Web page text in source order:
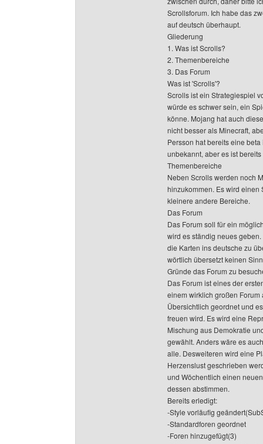
Scrollsforum. Ich habe das
auf deutsch überhaupt.
Gliederung
1. Was ist Scrolls?
2. Themenbereiche
3. Das Forum
Was ist 'Scrolls'?
Scrolls ist ein Strategiespiel
würde es schwer sein, ein
könne. Mojang hat auch
nicht besser als Minecraft,
Persson hat bereits eine
unbekannt, aber es ist
Themenbereiche
Neben Scrolls werden noch
hinzukommen. Es wird
kleinere andere Bereiche.
Das Forum
Das Forum soll für ein
wird es ständig neues
die Karten ins deutsche zu
wörtlich übersetzt keinen
Gründe das Forum zu
Das Forum ist eines der
einem wirklich großen Forum
Übersichtlich geordnet und
freuen wird. Es wird eine
Mischung aus Demokratie
gewählt. Anders wäre es
alle. Desweiteren wird eine
Herzenslust geschrieben
und Wöchentlich einen
dessen abstimmen.
Bereits erledigt:
-Style vorläufig
-Standardforen geordnet
-Foren hinzugefügt(3)